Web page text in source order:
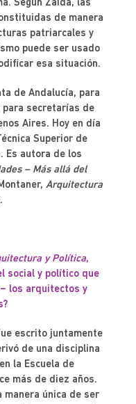
Según Zaida, las
de manera
patriarcales y
puede ser usado
esa situación.
de Andalucía, para
para secretarías de
Aires. Hoy en día
Superior de
Es autora de los
– Más allá del
Arquitectura
.
y Política,
social y político que
los arquitectos y
escrito juntamente
de una disciplina
la Escuela de
más de diez años.
manera única de ser